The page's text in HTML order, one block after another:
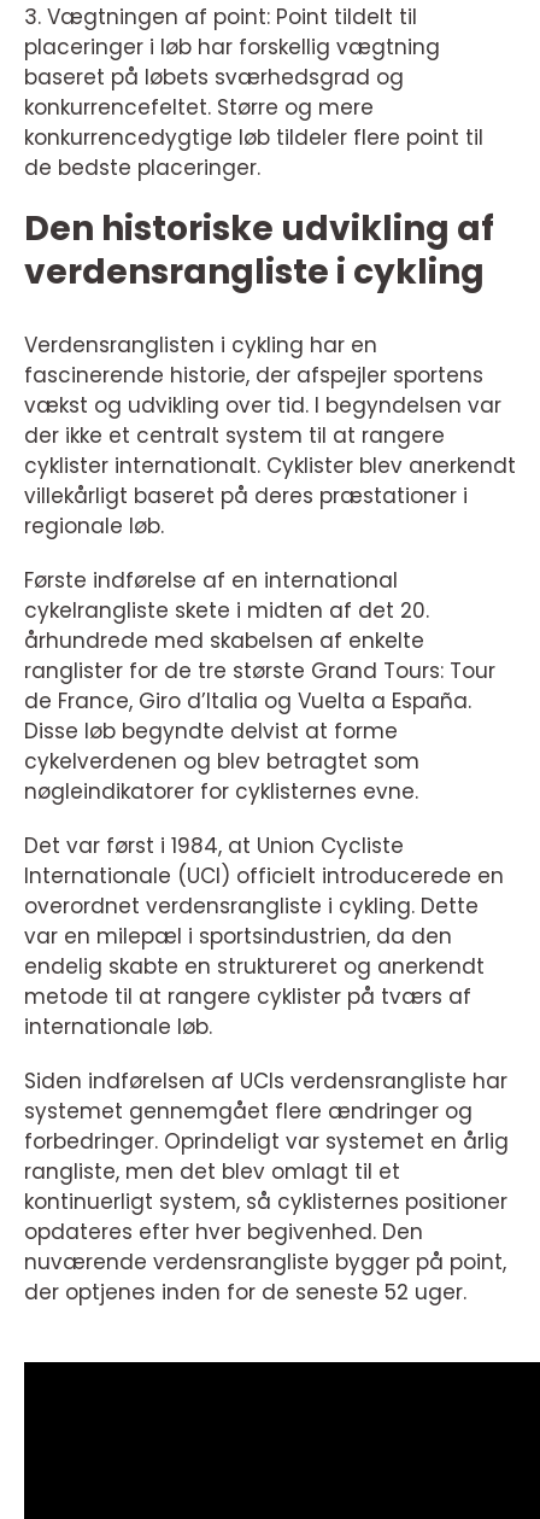
3. Vægtningen af point: Point tildelt til
placeringer i løb har forskellig vægtning
baseret på løbets sværhedsgrad og
konkurrencefeltet. Større og mere
konkurrencedygtige løb tildeler flere point til
de bedste placeringer.
Den historiske udvikling af
verdensrangliste i cykling
Verdensranglisten i cykling har en
fascinerende historie, der afspejler sportens
vækst og udvikling over tid. I begyndelsen var
der ikke et centralt system til at rangere
cyklister internationalt. Cyklister blev anerkendt
villekårligt baseret på deres præstationer i
regionale løb.
Første indførelse af en international
cykelrangliste skete i midten af det 20.
århundrede med skabelsen af enkelte
ranglister for de tre største Grand Tours: Tour
de France, Giro d’Italia og Vuelta a España.
Disse løb begyndte delvist at forme
cykelverdenen og blev betragtet som
nøgleindikatorer for cyklisternes evne.
Det var først i 1984, at Union Cycliste
Internationale (UCI) officielt introducerede en
overordnet verdensrangliste i cykling. Dette
var en milepæl i sportsindustrien, da den
endelig skabte en struktureret og anerkendt
metode til at rangere cyklister på tværs af
internationale løb.
Siden indførelsen af UCIs verdensrangliste har
systemet gennemgået flere ændringer og
forbedringer. Oprindeligt var systemet en årlig
rangliste, men det blev omlagt til et
kontinuerligt system, så cyklisternes positioner
opdateres efter hver begivenhed. Den
nuværende verdensrangliste bygger på point,
der optjenes inden for de seneste 52 uger.